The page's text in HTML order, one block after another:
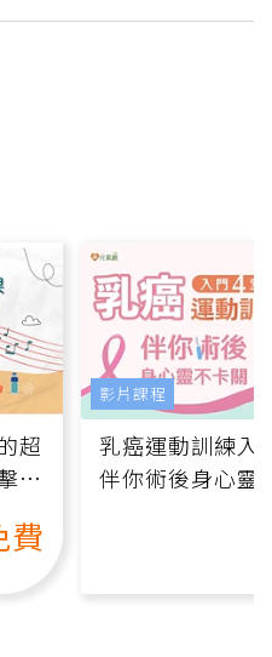
超
有
費
乳癌運動訓練入
伴你術後身心靈
影片課程